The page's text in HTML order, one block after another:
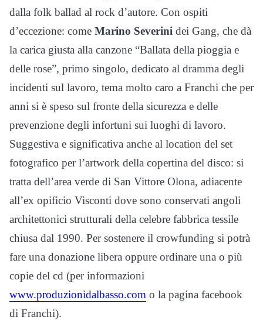
dalla folk ballad al rock d’autore. Con ospiti
d’eccezione: come Marino Severini dei Gang, che dà
la carica giusta alla canzone “Ballata della pioggia e
delle rose”, primo singolo, dedicato al dramma degli
incidenti sul lavoro, tema molto caro a Franchi che per
anni si è speso sul fronte della sicurezza e delle
prevenzione degli infortuni sui luoghi di lavoro.
Suggestiva e significativa anche al location del set
fotografico per l’artwork della copertina del disco: si
tratta dell’area verde di San Vittore Olona, adiacente
all’ex opificio Visconti dove sono conservati angoli
architettonici strutturali della celebre fabbrica tessile
chiusa dal 1990. Per sostenere il crowfunding si potrà
fare una donazione libera oppure ordinare una o più
copie del cd (per informazioni
www.produzionidalbasso.com o la pagina facebook
di Franchi).